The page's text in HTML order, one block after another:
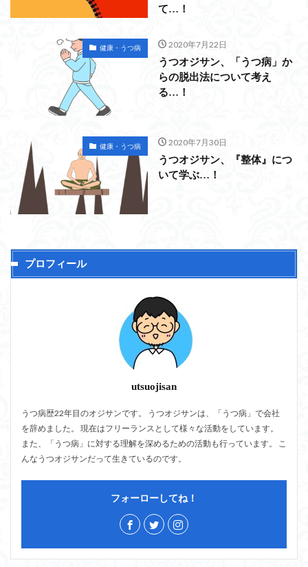
て…！
健康・うつ病 2020年7月22日
うつオジサン、「うつ病」か
らの脱出法について考え
る…！
健康・うつ病 2020年7月30日
うつオジサン、『整体』につ
いて学ぶ…！
プロフィール
utsuojisan
うつ病歴22年目のオジサンです。 うつオジサンは、「うつ病」で会社
を辞めました。 現在はフリーランスとして様々な活動をしています。
また、「うつ病」に対する理解を深めるための活動も行っています。 こ
んなうつオジサンだって生きているのです。
フォーローしてね！